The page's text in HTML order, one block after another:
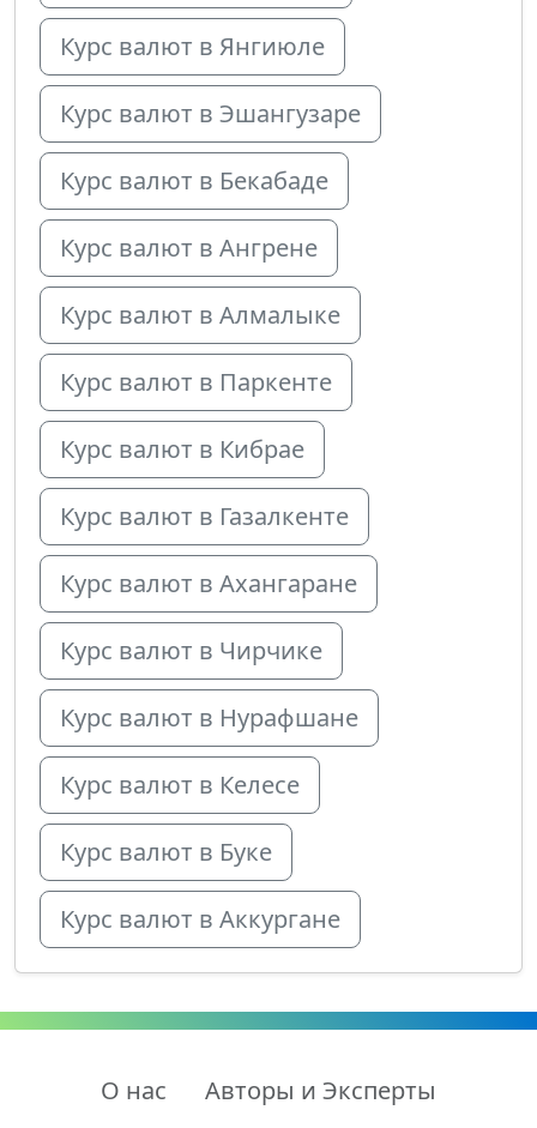
Курс валют в Янгиюле
Курс валют в Эшангузаре
Курс валют в Бекабаде
Курс валют в Ангрене
Курс валют в Алмалыке
Курс валют в Паркенте
Курс валют в Кибрае
Курс валют в Газалкенте
Курс валют в Ахангаране
Курс валют в Чирчике
Курс валют в Нурафшане
Курс валют в Келесе
Курс валют в Буке
Курс валют в Аккургане
О нас
Авторы и Эксперты